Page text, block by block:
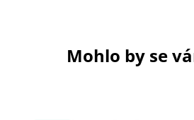
Mohlo by se